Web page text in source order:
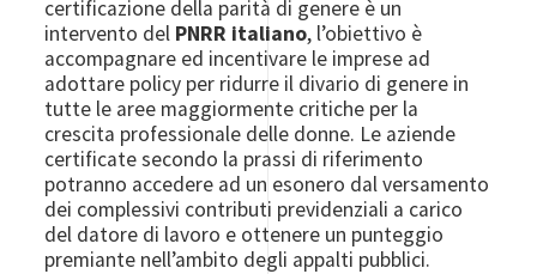
certificazione della parità di genere è un
intervento del PNRR italiano, l’obiettivo è
accompagnare ed incentivare le imprese ad
adottare policy per ridurre il divario di genere in
tutte le aree maggiormente critiche per la
crescita professionale delle donne. Le aziende
certificate secondo la prassi di riferimento
potranno accedere ad un esonero dal versamento
dei complessivi contributi previdenziali a carico
del datore di lavoro e ottenere un punteggio
premiante nell’ambito degli appalti pubblici.